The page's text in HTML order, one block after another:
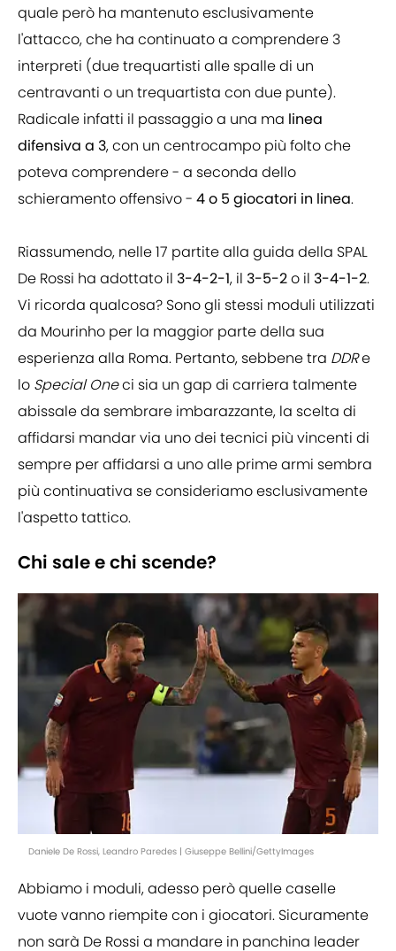
quale però ha mantenuto esclusivamente
l'attacco, che ha continuato a comprendere 3
interpreti (due trequartisti alle spalle di un
centravanti o un trequartista con due punte).
Radicale infatti il passaggio a una ma linea
difensiva a 3, con un centrocampo più folto che
poteva comprendere - a seconda dello
schieramento offensivo - 4 o 5 giocatori in linea.
Riassumendo, nelle 17 partite alla guida della SPAL
De Rossi ha adottato il 3-4-2-1, il 3-5-2o il 3-4-1-2.
Vi ricorda qualcosa? Sono gli stessi moduli utilizzati
da Mourinho per la maggior parte della sua
esperienza alla Roma. Pertanto, sebbene tra DDRe
lo Special Oneci sia un gap di carriera talmente
abissale da sembrare imbarazzante, la scelta di
affidarsi mandar via uno dei tecnici più vincenti di
sempre per affidarsi a uno alle prime armi sembra
più continuativa se consideriamo esclusivamente
l'aspetto tattico.
Chi sale e chi scende?
Daniele De Rossi, Leandro Paredes | Giuseppe Bellini/GettyImages
Abbiamo i moduli, adesso però quelle caselle
vuote vanno riempite con i giocatori. Sicuramente
non sarà De Rossi a mandare in panchina leader